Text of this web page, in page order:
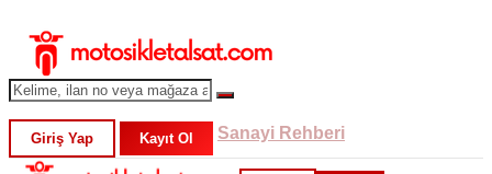
Giriş Yap Kayıt Ol Sanayi Rehberi